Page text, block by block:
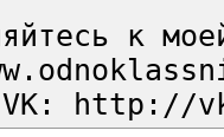
к
VK: http://